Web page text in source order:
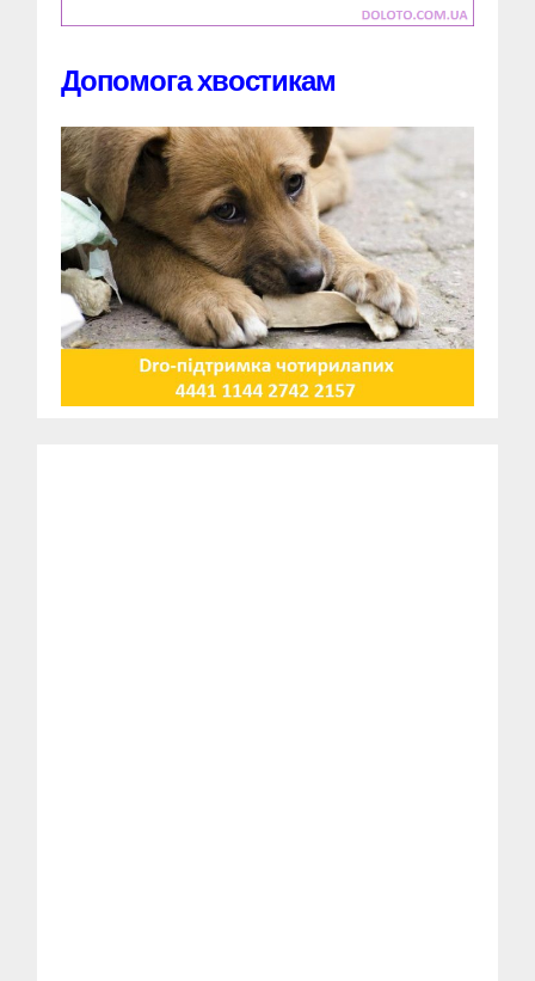
Допомога хвостикам